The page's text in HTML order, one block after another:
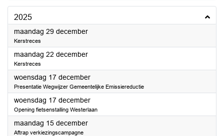
2025
maandag 29 december2025
Kerstreces
maandag 22 december2025
Kerstreces
woensdag 17 december2025
Presentatie Wegwijzer Gemeentelijke Emissiereductie
woensdag 17 december2025
Opening fietsenstalling Westerlaan
maandag 15 december2025
Aftrap verkiezingscampagne